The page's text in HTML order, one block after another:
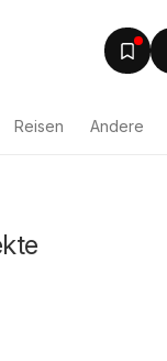
Reisen Andere